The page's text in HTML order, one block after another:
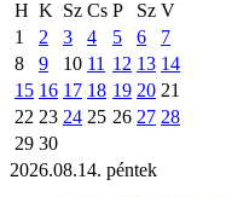
H K Sz Cs P Sz V
1
2 3 4 5 6
7
8
9 10 11 12 13 14
15 16 17 18 19 20 21
22 23 24 25 26 27 28
29 30
2026.08.14. péntek